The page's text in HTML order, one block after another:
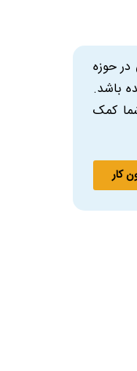
حوزه
باشد.
کمک
کار